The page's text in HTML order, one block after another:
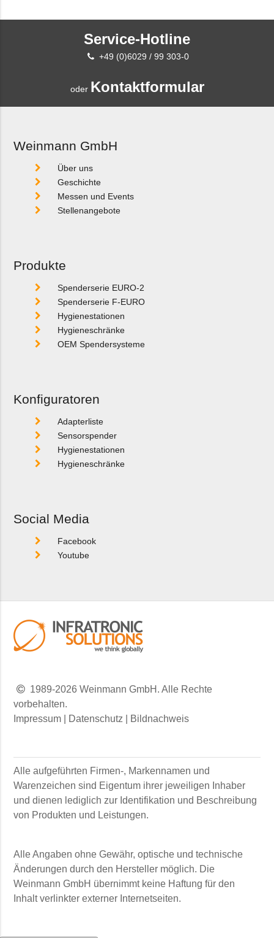
Service-Hotline
+49 (0)6029 / 99 303-0
oder Kontaktformular
Weinmann GmbH
Über uns
Geschichte
Messen und Events
Stellenangebote
Produkte
Spenderserie EURO-2
Spenderserie F-EURO
Hygienestationen
Hygieneschränke
OEM Spendersysteme
Konfiguratoren
Adapterliste
Sensorspender
Hygienestationen
Hygieneschränke
Social Media
Facebook
Youtube
1989-2026 Weinmann GmbH. Alle Rechte
vorbehalten.
Impressum
Datenschutz Bildnachweis
Alle aufgeführten Firmen-, Markennamen und
Warenzeichen sind Eigentum ihrer jeweiligen Inhaber
und dienen lediglich zur Identifikation und Beschreibung
von Produkten und Leistungen.
Alle Angaben ohne Gewähr, optische und technische
Änderungen durch den Hersteller möglich. Die
Weinmann GmbH übernimmt keine Haftung für den
Inhalt verlinkter externer Internetseiten.